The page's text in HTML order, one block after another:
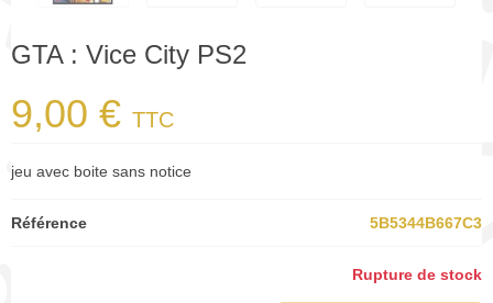
GTA : Vice City PS2
9,00 € TTC
jeu avec boite sans notice
Référence 5B5344B667C3
Rupture de stock